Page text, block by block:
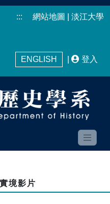
::: 網站地圖 淡江大學
ENGLISH 登入
境影片